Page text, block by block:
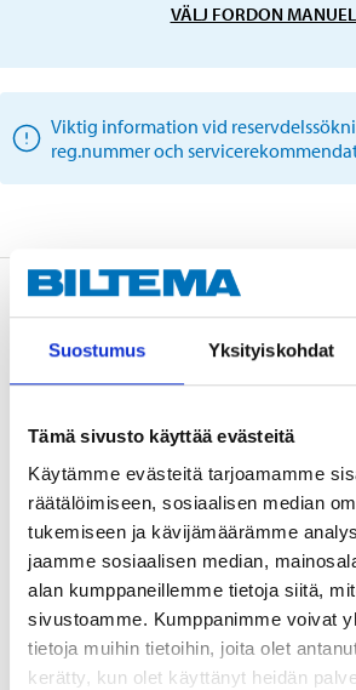
Suostumus Yksityiskohdat
Tämä sivusto käyttää evästeitä
Käytämme evästeitä tarjoamamme
räätälöimiseen, sosiaalisen median
tukemiseen ja kävijämäärämme
jaamme sosiaalisen median,
alan kumppaneillemme tietoja siitä,
sivustoamme. Kumppanimme voivat
tietoja muihin tietoihin, joita olet
kerätty, kun olet käyttänyt heidän
VÄLJ FORDON
Viktig information vid
reg.nummer och
Beskrivning
avgasrör och katalysator. 3-delad
montering. 1 sats åtgår till varje
turbomotorer.
Teknisk specifikation
Diameter 58 mm